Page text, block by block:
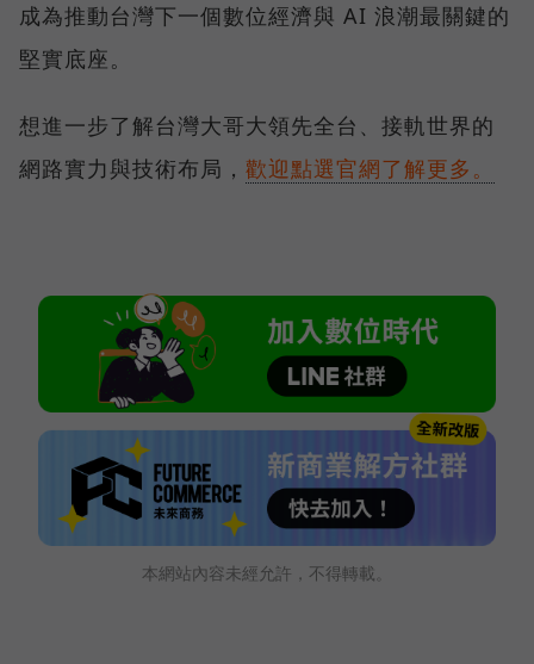
成為推動台灣下一個數位經濟與 AI 浪潮最關鍵的
堅實底座。
想進一步了解台灣大哥大領先全台、接軌世界的
網路實力與技術布局， 歡迎點選官網了解更多。
本網站內容未經允許，不得轉載。